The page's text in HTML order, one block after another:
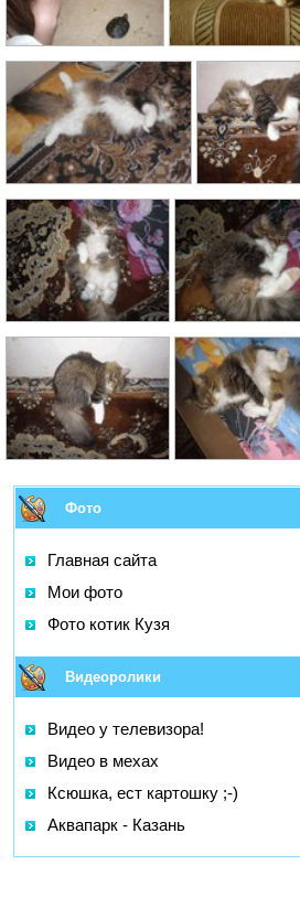
Фото
Главная сайта
Мои фото
Фото котик Кузя
Видеоролики
Видео у телевизора!
Видео в мехах
Ксюшка, ест картошку ;-)
Аквапарк - Казань